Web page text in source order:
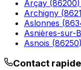
Arçay (86200)
Archigny (
Aslonnes (
Asnières-sur-
Asnois (86250)
Contact rapide